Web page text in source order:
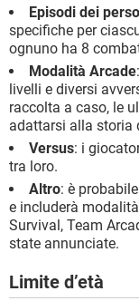
Episodi dei
specifiche per
ognuno ha 8
Modalità Arcade
livelli e diversi
raccolta a caso, le
adattarsi alla storia
Versus: i
tra loro.
Altro: è
e includerà
Survival, Team
state annunciate.
Limite d’età